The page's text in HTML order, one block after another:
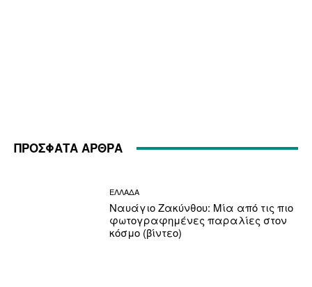
ΠΡΟΣΦΑΤΑ ΑΡΘΡΑ
ΕΛΛΑΔΑ
Ναυάγιο Ζακύνθου: Μία από τις πιο
φωτογραφημένες παραλίες στον
κόσμο (βίντεο)